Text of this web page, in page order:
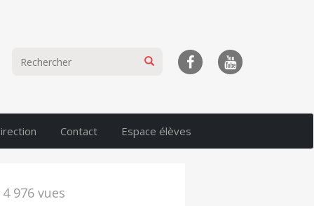
Contact Espace élèves
4 976 vues